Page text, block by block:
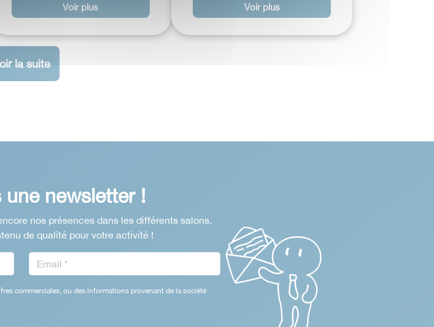
Voir plus Voir plus
la suite
une newsletter !
nos présences dans les différents salons.
de qualité pour votre activité !
commerciales, ou des informations provenant de la société